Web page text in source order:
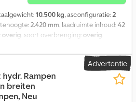
10.500 kg, asconfiguratie:2
2.420 mm, laadruimte inhoud:42
overig, soort overbrenging: overig,
draagvermogen 1.500 kg, 4-
accu’s en laadkabel, zijwanddikte ca.
gecombineerde sjorrails, 7 paar
en wijzigingen voorbehouden,
Advertentie
hydr. Rampen
breiten
Neu